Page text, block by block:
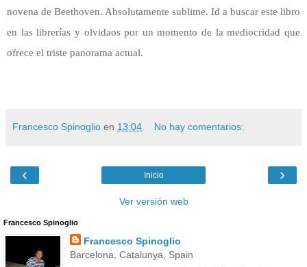
novena de Beethoven. Absolutamente sublime. Id a buscar este libro
en las librerías y olvidaos por un momento de la mediocridad que
ofrece el triste panorama actual.
Francesco Spinoglio en 13:04 No hay comentarios:
‹ ›
Inicio
Ver versión web
Francesco Spinoglio
Francesco Spinoglio
Barcelona, Catalunya, Spain